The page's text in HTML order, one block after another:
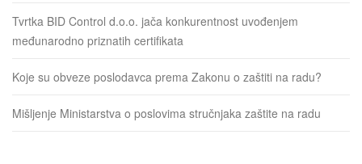
Tvrtka BID Control d.o.o. jača konkurentnost uvođenjem
međunarodno priznatih certifikata
Koje su obveze poslodavca prema Zakonu o zaštiti na radu?
Mišljenje Ministarstva o poslovima stručnjaka zaštite na radu